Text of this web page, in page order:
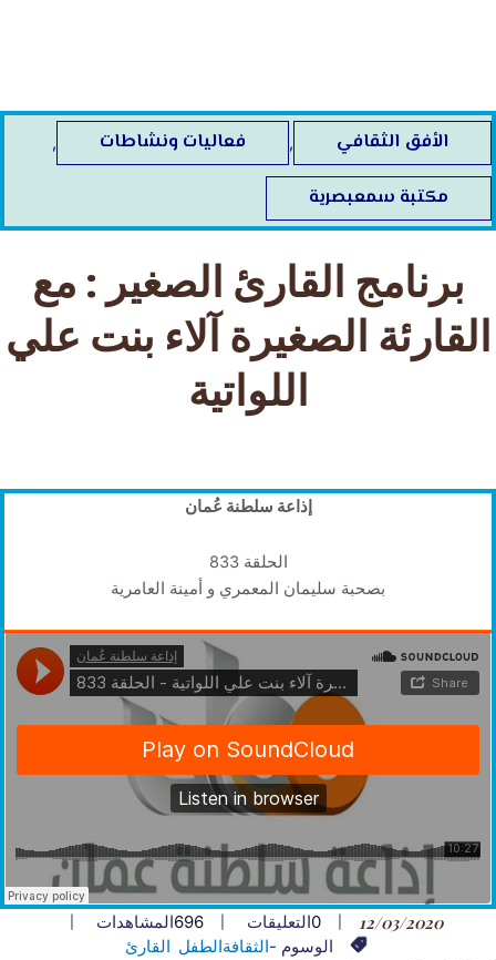
الأفق الثقافي , فعاليات ونشاطات ,
مكتبة سمعبصرية
برنامج القارئ الصغير : مع
القارئة الصغيرة آلاء بنت علي
اللواتية
إذاعة سلطنة عُمان
الحلقة 833
بصحبة سليمان المعمري و أمينة العامرية
12/03/2020
0التعليقات 696المشاهدات
الوسوم -الثقافةالطفل القارئ